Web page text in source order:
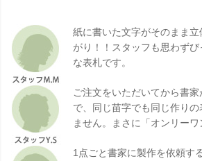
紙に書いた文字がそのまま
がり！！スタッフも思わず
な表札です。
ご注文をいただいてから書
で、同じ苗字でも同じ作り
ません。まさに「オンリーワ
1点ごと書家に製作を依頼す